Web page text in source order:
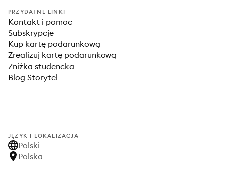
PRZYDATNE LINKI
Kontakt i pomoc
Subskrypcje
Kup kartę podarunkową
Zrealizuj kartę podarunkową
Zniżka studencka
Blog Storytel
JĘZYK I LOKALIZACJA
Polski
Polska